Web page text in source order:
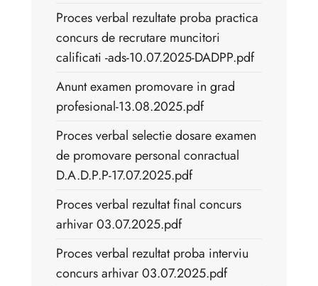
Proces verbal rezultate proba practica
concurs de recrutare muncitori
calificati -ads-10.07.2025-DADPP.pdf
Anunt examen promovare in grad
profesional-13.08.2025.pdf
Proces verbal selectie dosare examen
de promovare personal conractual
D.A.D.P.P-17.07.2025.pdf
Proces verbal rezultat final concurs
arhivar 03.07.2025.pdf
Proces verbal rezultat proba interviu
concurs arhivar 03.07.2025.pdf